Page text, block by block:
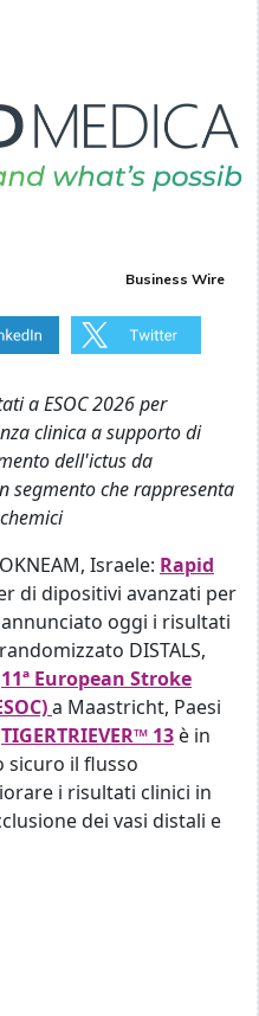
Business Wire
a ESOC 2026 per
clinica a supporto di
dell'ictus da
segmento che rappresenta
Israele: Rapid
di dipositivi avanzati per
oggi i risultati
DISTALS,
11ª European Stroke
a Maastricht, Paesi
TIGERTRIEVER™ 13 è in
sicuro il flusso
i risultati clinici in
dei vasi distali e